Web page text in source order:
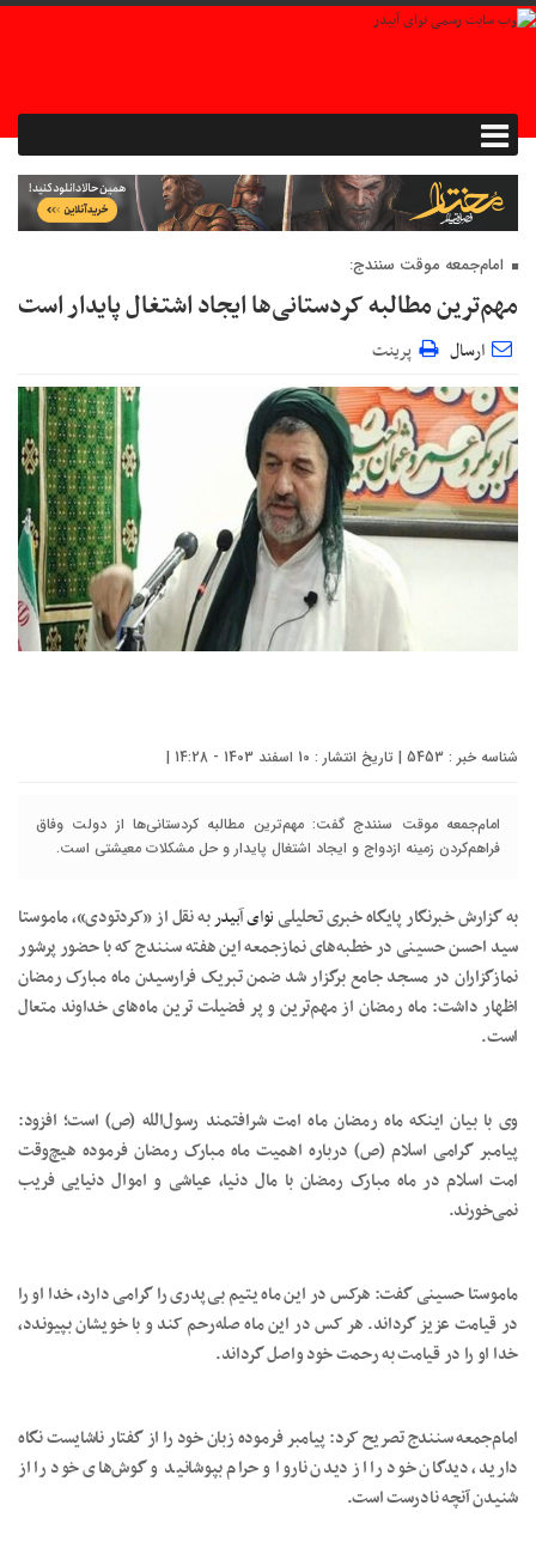
امام‌جمعه موقت سنندج:
مهم‌ترین مطالبه کردستانی‌ها ایجاد اشتغال پایدار است
ارسال پرینت
شناسه خبر : 5453 | تاریخ انتشار : 10 اسفند 1403 - 14:28 |
امام‌جمعه موقت سنندج گفت: مهم‌ترین مطالبه کردستانی‌ها از دولت وفاق
فراهم‌کردن زمینه ازدواج و ایجاد اشتغال پایدار و حل مشکلات معیشتی است.
به گزارش خبرنگار پایگاه خبری تحلیلینوای آبیدربه نقل از «کردتودی»، ماموستا
سید احسن حسینی در خطبه‌های نمازجمعه این هفته سنندج که با حضور پرشور
نمازگزاران در مسجد جامع برگزار شد ضمن تبریک فرارسیدن ماه مبارک رمضان
اظهار داشت: ماه رمضان از مهم‌ترین و پر فضیلت ترین ماه‌های خداوند متعال
است.
وی با بیان اینکه ماه رمضان ماه امت شرافتمند رسول‌الله (ص) است؛ افزود:
پیامبر گرامی اسلام (ص) درباره اهمیت ماه مبارک رمضان فرموده هیچ‌وقت
امت اسلام در ماه مبارک رمضان با مال دنیا، عیاشی و اموال دنیایی فریب
نمی‌خورند.
ماموستا حسینی گفت: هرکس در این ماه یتیم بی‌پدری را گرامی دارد، خدا او را
در قیامت عزیز گرداند. هر کس در این ماه صله‌رحم کند و با خویشان بپیوندد،
خدا او را در قیامت به رحمت خود واصل گرداند.
امام‌جمعه سنندج تصریح کرد: پیامبر فرموده زبان خود را از گفتار ناشایست نگاه
دارید، دیدگان خود را از دیدن ناروا و حرام بپوشانید و گوش‌های خود را از
شنیدن آنچه نادرست است.